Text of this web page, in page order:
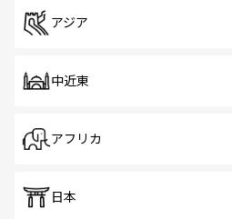
アジア
中近東
アフリカ
日本